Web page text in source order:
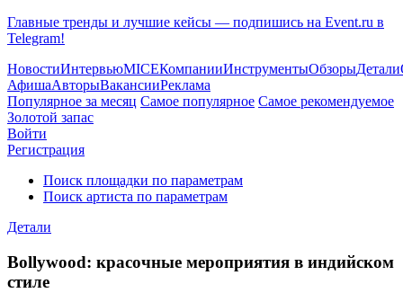
Главные тренды и лучшие кейсы — подпишись на Event.ru в
Telegram!
НовостиИнтервьюMICEКомпанииИнструментыОбзорыДетали
АфишаАвторыВакансииРеклама
Популярное за месяц Самое популярное Самое рекомендуемое
Золотой запас
Войти
Регистрация
Поиск площадки по параметрам
Поиск артиста по параметрам
Детали
Bollywood: красочные мероприятия в индийском
стиле